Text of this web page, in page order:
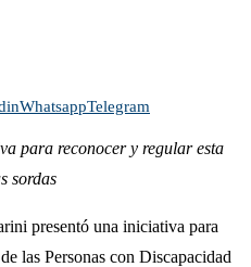
WhatsappTelegram
para reconocer y regular esta
sordas
presentó una iniciativa para
las Personas con Discapacidad